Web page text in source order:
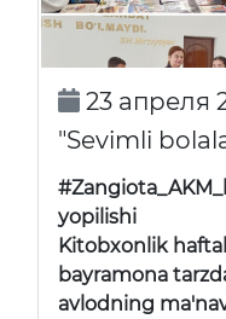
23 апреля
"Sevimli
yopilishi
Kitobxonlik
bayramona
avlodning